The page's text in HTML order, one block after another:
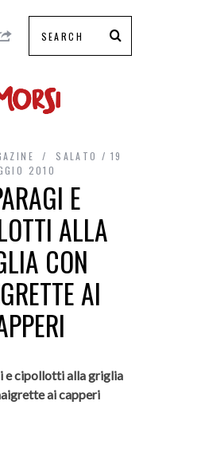
SALATO
19
2010
E
ALLA
CON
AI
e cipollotti alla griglia
ai capperi